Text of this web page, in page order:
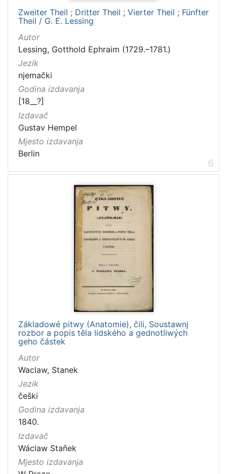
Zweiter Theil ; Dritter Theil ; Vierter Theil ; Fünfter
Theil / G. E. Lessing
Autor
Lessing, Gotthold Ephraim (1729.–1781.)
Jezik
njemački
Godina izdavanja
[18__?]
Izdavač
Gustav Hempel
Mjesto izdavanja
Berlin
6
Základowé pitwy (Anatomie), čili, Soustawnj
rozbor a popis těla lidského a gednotliwých
geho částek
Autor
Waclaw, Stanek
Jezik
češki
Godina izdavanja
1840.
Izdavač
Wáclaw Staňek
Mjesto izdavanja